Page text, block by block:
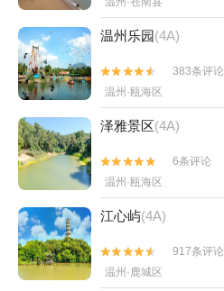
温州乐园(4A)


383条评论
温州·瓯海区
泽雅景区(4A)


6条评论
温州·瓯海区
江心屿(4A)


917条评论
温州·鹿城区